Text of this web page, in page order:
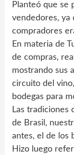
Planteó que se
vendedores, ya
compradores
En materia de
de compras,
mostrando sus
circuito del
bodegas para
Las tradiciones
de Brasil,
antes, el de los
Hizo luego